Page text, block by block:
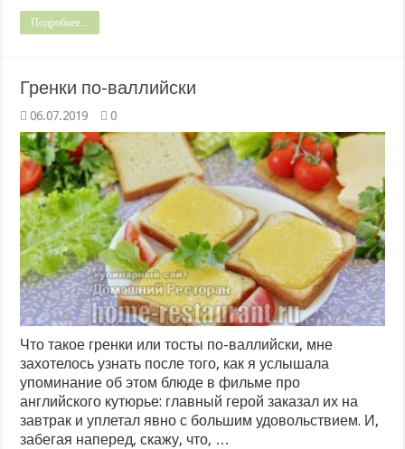
Подробнее...
Гренки по-валлийски
06.07.2019 0
Что такое гренки или тосты по-валлийски, мне
захотелось узнать после того, как я услышала
упоминание об этом блюде в фильме про
английского кутюрье: главный герой заказал их на
завтрак и уплетал явно с большим удовольствием. И,
забегая наперед, скажу, что, …